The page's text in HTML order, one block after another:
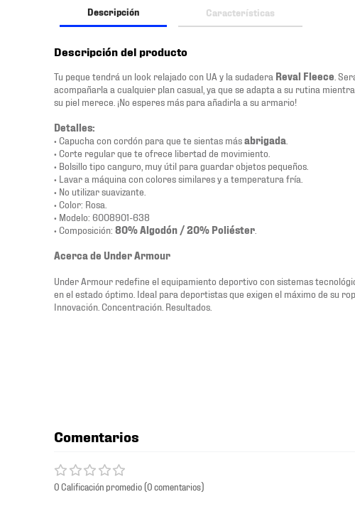
Descripción Características
Descripción del producto
Tu peque tendrá un look relajado con UA y la sudadera Reval Fleece .
acompañarla a cualquier plan casual, ya que se adapta a su rutina
su piel merece. ¡No esperes más para añadirla a su armario!
Detalles:
• Capucha con cordón para que te sientas másabrigada
• Corte regular que te ofrece libertad de movimiento.
• Bolsillo tipo canguro, muy útil para guardar objetos pequeños.
• Lavar a máquina con colores similares y a temperatura fría.
• No utilizar suavizante.
• Color: Rosa.
• Modelo: 6008901-638
• Composición: 80% Algodón / 20% Poliéster
Acerca de Under Armour
Under Armour redefine el equipamiento deportivo con sistemas
en el estado óptimo. Ideal para deportistas que exigen el máximo de su
Innovación. Concentración. Resultados.
Comentarios
0 Calificación promedio(0 comentarios)